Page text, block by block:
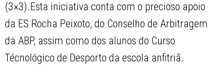
(3×3).Esta iniciativa conta com o precioso apoio
da ES Rocha Peixoto, do Conselho de Arbitragem
da ABP, assim como dos alunos do Curso
Técnológico de Desporto da escola anfitriã.